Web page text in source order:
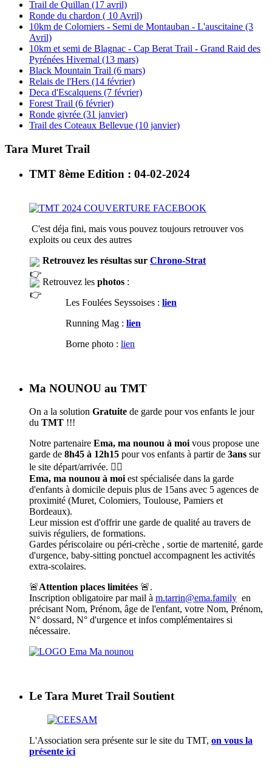
Trail de Quillan (17 avril)
Ronde du chardon ( 10 Avril)
10km de Colomiers - Semi de Montauban - L'auscitaine (3
Avril)
10km et semi de Blagnac - Cap Berat Trail - Grand Raid des
Pyrénées Hivernal (13 mars)
Black Mountain Trail (6 mars)
Relais de l'Hers (14 février)
Deca d'Escalquens (7 février)
Forest Trail (6 février)
Ronde givrée (31 janvier)
Trail des Coteaux Bellevue (10 janvier)
Tara Muret Trail
TMT 8ème Edition : 04-02-2024
C'est déja fini, mais vous pouvez toujours retrouver vos
exploits ou ceux des autres
Retrouvez les résultas sur Chrono-Strat
Retrouvez les photos :
Les Foulées Seyssoises : lien
Running Mag : lien
Borne photo : lien
Ma NOUNOU au TMT
On a la solution Gratuite de garde pour vos enfants le jour
du TMT !!!
Notre partenaire Ema, ma nounou à moivous propose une
garde de 8h45 à 12h15 pour vos enfants à partir de 3ans sur
le site départ/arrivée. 🦹‍♀️
Ema, ma nounou à moiest spécialisée dans la garde
d'enfants à domicile depuis plus de 15ans avec 5 agences de
proximité (Muret, Colomiers, Toulouse, Pamiers et
Bordeaux).
Leur mission est d'offrir une garde de qualité au travers de
suivis réguliers, de formations.
Gardes périscolaire ou péri-crèche , sortie de martenité, garde
d'urgence, baby-sitting ponctuel accompagnent les activités
extra-scolaires.
🚨Attention places limitées 🚨.
Inscription obligatoire par mail à m.tarrin@ema.family en
précisant Nom, Prénom, âge de l'enfant, votre Nom, Prénom,
N° dossard, N° d'urgence et infos complémentaires si
nécessaire.
Le Tara Muret Trail Soutient
L'Association sera présente sur le site du TMT, on vous la
présente ici